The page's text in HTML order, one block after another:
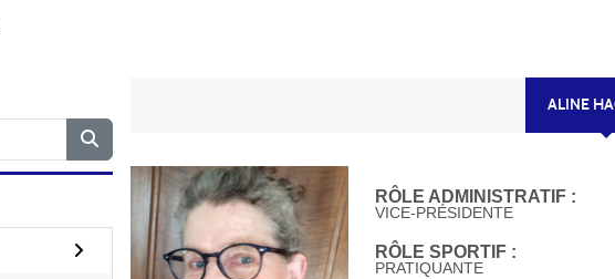
ALINE
RÔLE ADMINISTRATIF :
VICE-PRÉSIDENTE
RÔLE SPORTIF :
PRATIQUANTE